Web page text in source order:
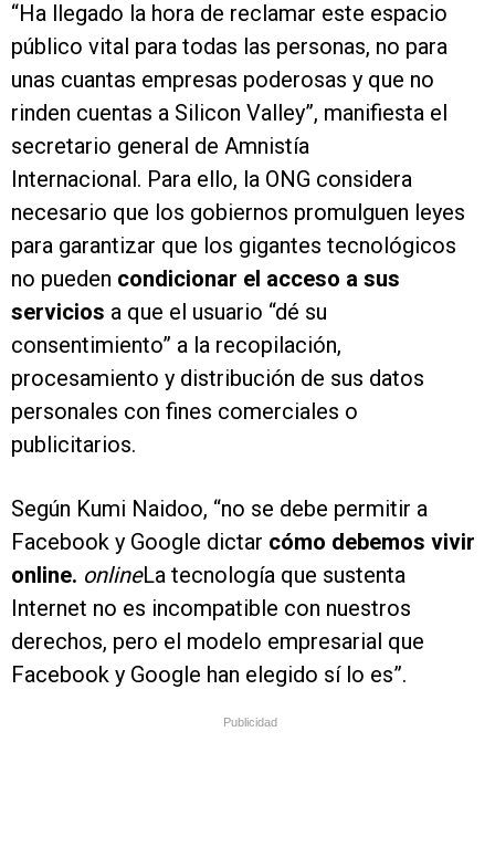
“Ha llegado la hora de reclamar este espacio
público vital para todas las personas, no para
unas cuantas empresas poderosas y que no
rinden cuentas a Silicon Valley”, manifiesta el
secretario general de Amnistía
Internacional. Para ello, la ONG considera
necesario que los gobiernos promulguen leyes
para garantizar que los gigantes tecnológicos
no pueden condicionar el acceso a sus
servicios a que el usuario “dé su
consentimiento” a la recopilación,
procesamiento y distribución de sus datos
personales con fines comerciales o
publicitarios.
Según Kumi Naidoo, “no se debe permitir a
Facebook y Google dictar cómo debemos vivir
online. onlineLa tecnología que sustenta
Internet no es incompatible con nuestros
derechos, pero el modelo empresarial que
Facebook y Google han elegido sí lo es”.
Publicidad